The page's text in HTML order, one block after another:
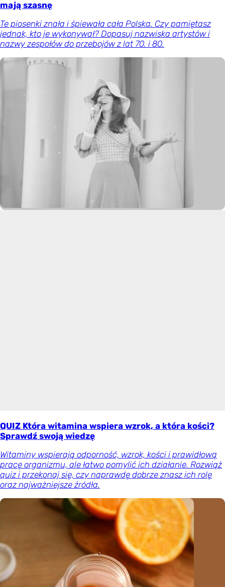
mają szasnę
Te piosenki znała i śpiewała cała Polska. Czy pamiętasz
jednak, kto je wykonywał? Dopasuj nazwiska artystów i
nazwy zespołów do przebojów z lat 70. i 80.
QUIZ Która witamina wspiera wzrok, a która kości?
Sprawdź swoją wiedzę
Witaminy wspierają odporność, wzrok, kości i prawidłową
pracę organizmu, ale łatwo pomylić ich działanie. Rozwiąż
quiz i przekonaj się, czy naprawdę dobrze znasz ich rolę
oraz najważniejsze źródła.